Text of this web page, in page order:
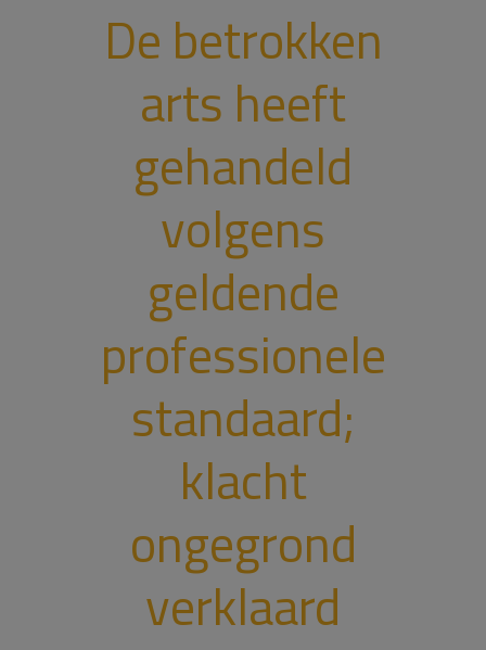
De betrokken
arts heeft
gehandeld
volgens
geldende
professionele
standaard;
klacht
ongegrond
verklaard